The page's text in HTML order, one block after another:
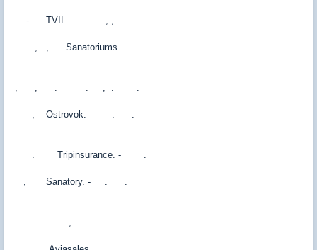
- TVIL. . , , . .
, , Sanatoriums. . . .
, Ostrovok. . .
. Tripinsurance. - .
, Sanatory. - . .